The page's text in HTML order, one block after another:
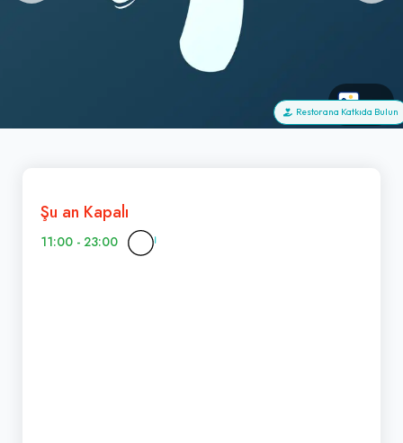
+0
Restorana Katkıda Bulun
Şu an Kapalı
11:00 - 23:00